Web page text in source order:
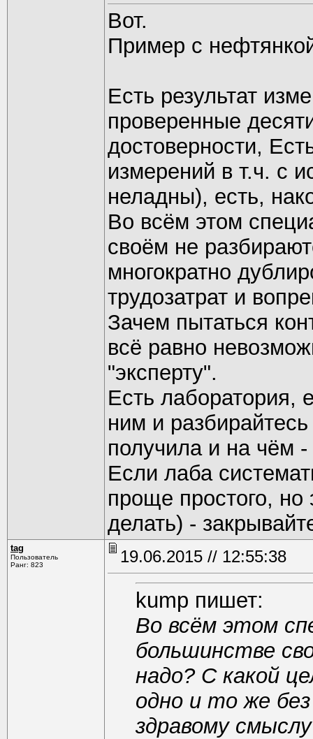
Вот.
Пример с
Есть результат
проверенные
достоверности,
измерений в т.ч. с
неладны), есть,
Во всём этом
своём не
многократно
трудозатрат и
Зачем пытаться
всё равно
"эксперту".
Есть лаборатория,
ним и
получила и на чём
Если лаба
проще простого, но
делать) -
tag
Пользователь
Ранг: 823
19.06.2015 // 12:55:38
kump пишет:
Во всём этом
большинстве
надо? С какой
одно и то же
здравому